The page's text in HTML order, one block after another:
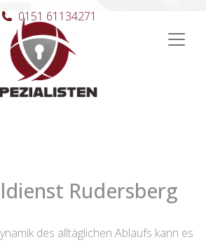
0151 61134271
Rudersberg
des alltäglichen Ablaufs kann es